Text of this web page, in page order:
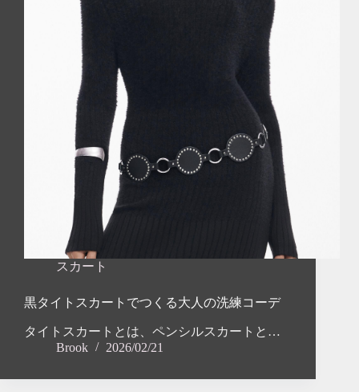
スカート
黒タイトスカートでつくる大人の洗練コーデ
タイトスカートとは、ペンシルスカートと…
Brook
2026/02/21